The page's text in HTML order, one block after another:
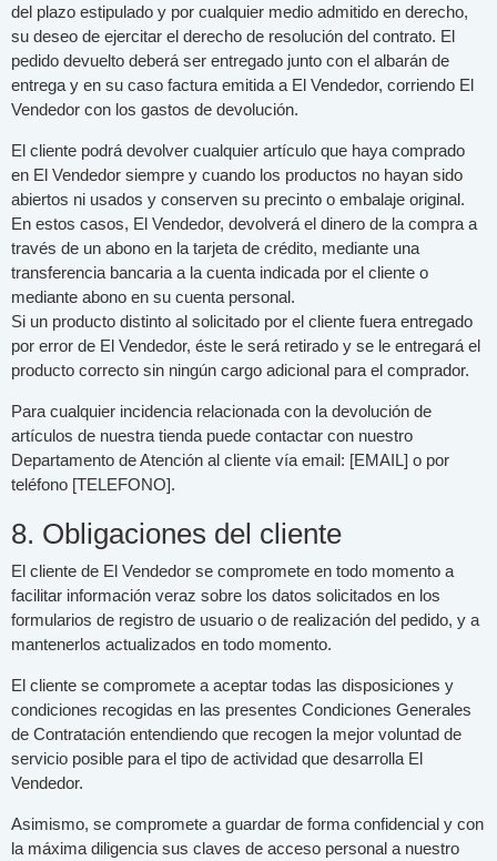
del plazo estipulado y por cualquier medio admitido en derecho,
su deseo de ejercitar el derecho de resolución del contrato. El
pedido devuelto deberá ser entregado junto con el albarán de
entrega y en su caso factura emitida a El Vendedor, corriendo El
Vendedor con los gastos de devolución.
El cliente podrá devolver cualquier artículo que haya comprado
en El Vendedor siempre y cuando los productos no hayan sido
abiertos ni usados y conserven su precinto o embalaje original.
En estos casos, El Vendedor, devolverá el dinero de la compra a
través de un abono en la tarjeta de crédito, mediante una
transferencia bancaria a la cuenta indicada por el cliente o
mediante abono en su cuenta personal.
Si un producto distinto al solicitado por el cliente fuera entregado
por error de El Vendedor, éste le será retirado y se le entregará el
producto correcto sin ningún cargo adicional para el comprador.
Para cualquier incidencia relacionada con la devolución de
artículos de nuestra tienda puede contactar con nuestro
Departamento de Atención al cliente vía email: [EMAIL] o por
teléfono [TELEFONO].
8. Obligaciones del cliente
El cliente de El Vendedor se compromete en todo momento a
facilitar información veraz sobre los datos solicitados en los
formularios de registro de usuario o de realización del pedido, y a
mantenerlos actualizados en todo momento.
El cliente se compromete a aceptar todas las disposiciones y
condiciones recogidas en las presentes Condiciones Generales
de Contratación entendiendo que recogen la mejor voluntad de
servicio posible para el tipo de actividad que desarrolla El
Vendedor.
Asimismo, se compromete a guardar de forma confidencial y con
la máxima diligencia sus claves de acceso personal a nuestro